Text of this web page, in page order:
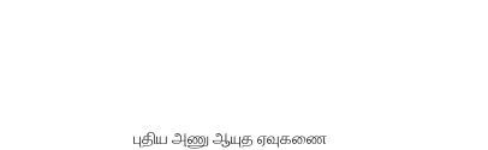
புதிய அணு ஆயுத ஏவுகணை